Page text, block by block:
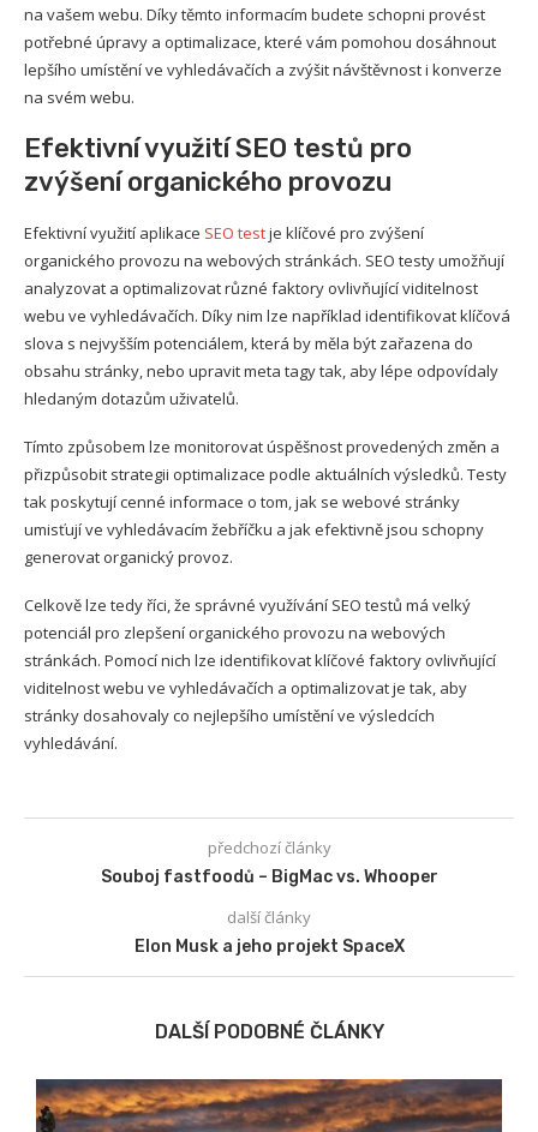
na vašem webu. Díky těmto informacím budete schopni provést
potřebné úpravy a optimalizace, které vám pomohou dosáhnout
lepšího umístění ve vyhledávačích a zvýšit návštěvnost i konverze
na svém webu.
Efektivní využití SEO testů pro
zvýšení organického provozu
Efektivní využití aplikace SEO testje klíčové pro zvýšení
organického provozu na webových stránkách. SEO testy umožňují
analyzovat a optimalizovat různé faktory ovlivňující viditelnost
webu ve vyhledávačích. Díky nim lze například identifikovat klíčová
slova s nejvyšším potenciálem, která by měla být zařazena do
obsahu stránky, nebo upravit meta tagy tak, aby lépe odpovídaly
hledaným dotazům uživatelů.
Tímto způsobem lze monitorovat úspěšnost provedených změn a
přizpůsobit strategii optimalizace podle aktuálních výsledků. Testy
tak poskytují cenné informace o tom, jak se webové stránky
umisťují ve vyhledávacím žebříčku a jak efektivně jsou schopny
generovat organický provoz.
Celkově lze tedy říci, že správné využívání SEO testů má velký
potenciál pro zlepšení organického provozu na webových
stránkách. Pomocí nich lze identifikovat klíčové faktory ovlivňující
viditelnost webu ve vyhledávačích a optimalizovat je tak, aby
stránky dosahovaly co nejlepšího umístění ve výsledcích
vyhledávání.
předchozí články
Souboj fastfoodů – BigMac vs. Whooper
další články
Elon Musk a jeho projekt SpaceX
DALŠÍ PODOBNÉ ČLÁNKY